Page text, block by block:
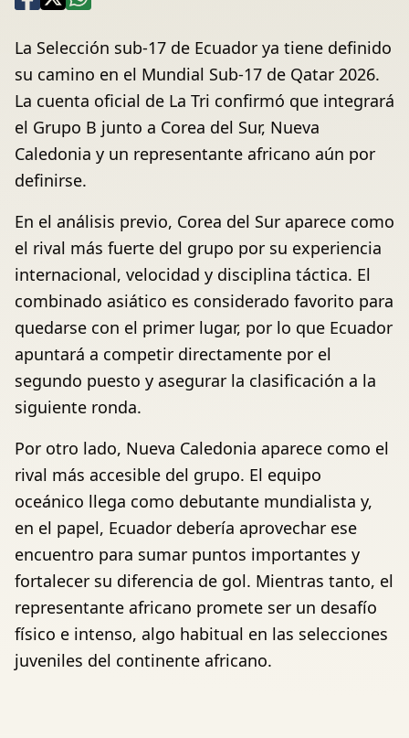
La Selección sub-17 de Ecuador ya tiene definido
su camino en el Mundial Sub-17 de Qatar 2026.
La cuenta oficial de La Tri confirmó que integrará
el Grupo B junto a Corea del Sur, Nueva
Caledonia y un representante africano aún por
definirse.
En el análisis previo, Corea del Sur aparece como
el rival más fuerte del grupo por su experiencia
internacional, velocidad y disciplina táctica. El
combinado asiático es considerado favorito para
quedarse con el primer lugar, por lo que Ecuador
apuntará a competir directamente por el
segundo puesto y asegurar la clasificación a la
siguiente ronda.
Por otro lado, Nueva Caledonia aparece como el
rival más accesible del grupo. El equipo
oceánico llega como debutante mundialista y,
en el papel, Ecuador debería aprovechar ese
encuentro para sumar puntos importantes y
fortalecer su diferencia de gol. Mientras tanto, el
representante africano promete ser un desafío
físico e intenso, algo habitual en las selecciones
juveniles del continente africano.